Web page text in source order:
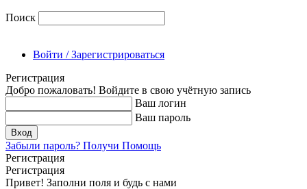
Поиск
Войти / Зарегистрироваться
Регистрация
Добро пожаловать! Войдите в свою учётную запись
Ваш логин
Ваш пароль
Забыли пароль? Получи Помощь
Регистрация
Регистрация
Привет! Заполни поля и будь с нами